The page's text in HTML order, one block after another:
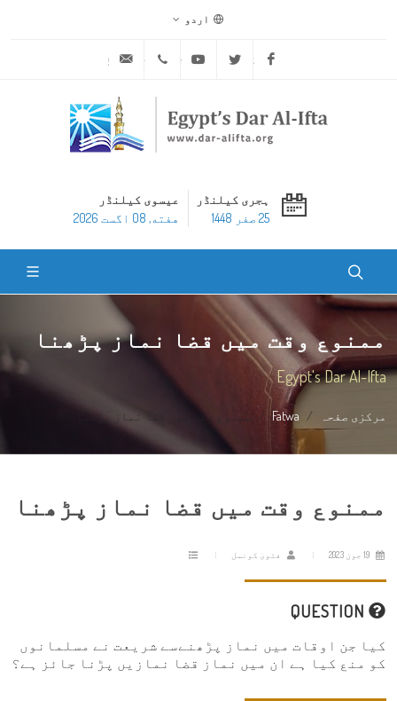
اردو
Facebook
Twitter
Youtube
ہجری کیلنڈر
25 صفر 1448
عیسوی کیلنڈر
هفته, 08 اگست 2026
ممنوع وقت میں قضا نماز پڑھنا
Egypt's Dar Al-Ifta
مرکزی صفحہ Fatwa ممنوع وقت میں قضا نماز پڑھنا
ممنوع وقت میں قضا نماز پڑھنا
فتویٰ کونسل
کیا جن اوقات میں نماز پڑھنےسے شریعت نے مسلمانوں
کو منع کیا ہے ان میں نماز قضا نمازیں پڑنا جائز ہے؟